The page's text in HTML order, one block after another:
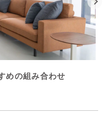
めの組み合わせ